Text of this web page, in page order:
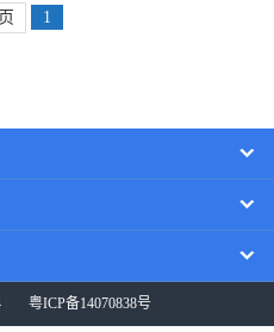
1
粤ICP备14070838号